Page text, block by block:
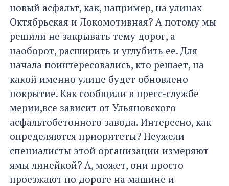
новый асфальт, как, например, на улицах
Октябрьская и Локомотивная? А потому мы
решили не закрывать тему дорог, а
наоборот, расширить и углубить ее. Для
начала поинтересовались, кто решает, на
какой именно улице будет обновлено
покрытие. Как сообщили в пресс-службе
мерии,все зависит от Ульяновского
асфальтобетонного завода. Интересно, как
определяются приоритеты? Неужели
специалисты этой организации измеряют
ямы линейкой? А, может, они просто
проезжают по дороге на машине и